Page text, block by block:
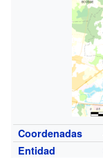
Coordenadas
Entidad